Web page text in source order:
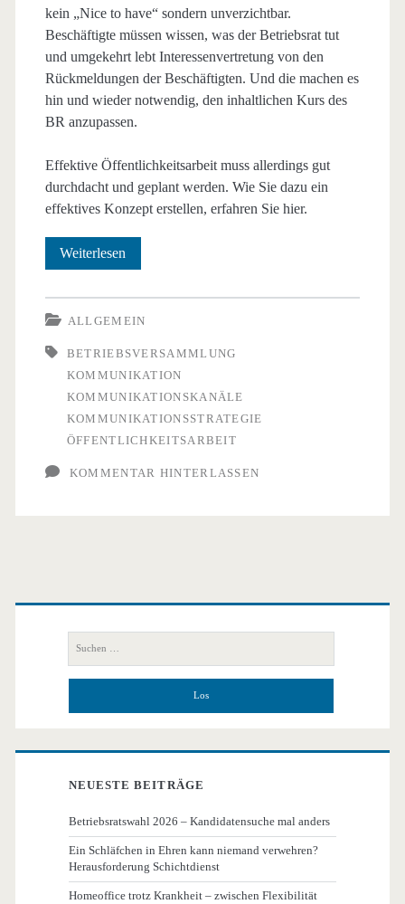
kein „Nice to have“ sondern unverzichtbar.
Beschäftigte müssen wissen, was der Betriebsrat tut
und umgekehrt lebt Interessenvertretung von den
Rückmeldungen der Beschäftigten. Und die machen es
hin und wieder notwendig, den inhaltlichen Kurs des
BR anzupassen.
Effektive Öffentlichkeitsarbeit muss allerdings gut
durchdacht und geplant werden. Wie Sie dazu ein
effektives Konzept erstellen, erfahren Sie hier.
Weiterlesen
den
BR
–
stark
durch
Sichtbarkeit
ALLGEMEIN
BETRIEBSVERSAMMLUNG
KOMMUNIKATION
KOMMUNIKATIONSKANÄLE
KOMMUNIKATIONSSTRATEGIE
ÖFFENTLICHKEITSARBEIT
KOMMENTAR HINTERLASSEN
Primäre
Seitenleiste
nach:
NEUESTE BEITRÄGE
Betriebsratswahl 2026 – Kandidatensuche mal anders
Ein Schläfchen in Ehren kann niemand verwehren?
Herausforderung Schichtdienst
Homeoffice trotz Krankheit – zwischen Flexibilität